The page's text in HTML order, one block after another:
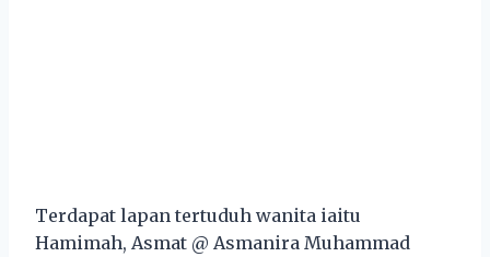
Terdapat lapan tertuduh wanita iaitu
Hamimah, Asmat @ Asmanira Muhammad